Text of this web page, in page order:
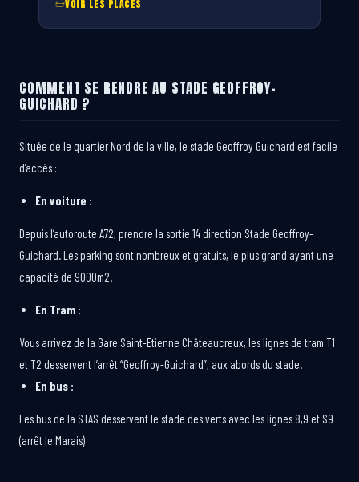
VOIR LES PLACES
COMMENT SE RENDRE AU STADE GEOFFROY-
GUICHARD ?
Située de le quartier Nord de la ville, le stade Geoffroy Guichard est facile
d’accès :
En voiture :
Depuis l’autoroute A72, prendre la sortie 14 direction Stade Geoffroy-
Guichard. Les parking sont nombreux et gratuits, le plus grand ayant une
capacité de 9000m2.
En Tram :
Vous arrivez de la Gare Saint-Etienne Châteaucreux, les lignes de tram T1
et T2 desservent l’arrêt “Geoffroy-Guichard”, aux abords du stade.
En bus :
Les bus de la STAS desservent le stade des verts avec les lignes 8,9 et S9
(arrêt le Marais)